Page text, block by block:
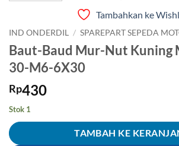
Tambahkan ke
IND ONDERDIL / SPAREPART SEPEDA
Baut-Baud Mur-Nut Kuning
30-M6-6X30
Rp430
Stok 1
TAMBAH KE